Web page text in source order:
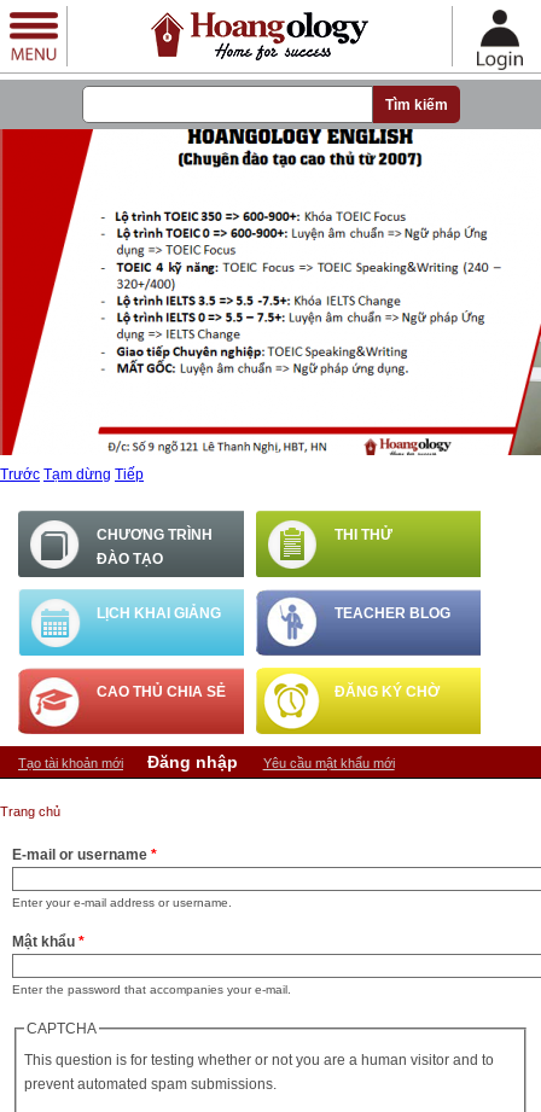
Nhảy đến nội dung
Trước Tạm dừng Tiếp
CHƯƠNG TRÌNH
ĐÀO TẠO
THI THỬ
LỊCH KHAI GIẢNG TEACHER BLOG
CAO THỦ CHIA SẺ ĐĂNG KÝ CHỜ
Tab chính
Tạo tài khoản mới Đăng nhập (tab hoạt động)
Yêu cầu mật khẩu mới
Bạn đang ở đây
Trang chủ
E-mail or username *
Enter your e-mail address or username.
Mật khẩu *
Enter the password that accompanies your e-mail.
CAPTCHA
This question is for testing whether or not you are a human visitor and to
prevent automated spam submissions.